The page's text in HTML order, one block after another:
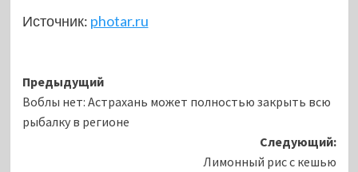
Источник: photar.ru
Навигация
записи
Предыдущий
Воблы нет: Астрахань может полностью закрыть всю
рыбалку в регионе
Следующий:
Лимонный рис с кешью